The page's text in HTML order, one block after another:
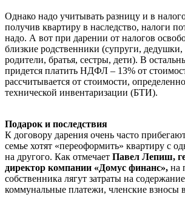
Однако надо учитывать разницу и в
получив квартиру в наследство, налоги
надо. А вот при дарении от налогов
близкие родственники (супруги,
родители, братья, сестры, дети). В
придется платить НДФЛ – 13% от
рассчитывается от стоимости,
технической инвентаризации (БТИ).
Подарок и последствия
К договору дарения очень часто
семье хотят «переоформить» квартиру с
на другого. Как отмечает Павел Лепиш,
директор компании «Домус финанс», на
собственника лягут затраты на
коммунальные платежи, членские взносы